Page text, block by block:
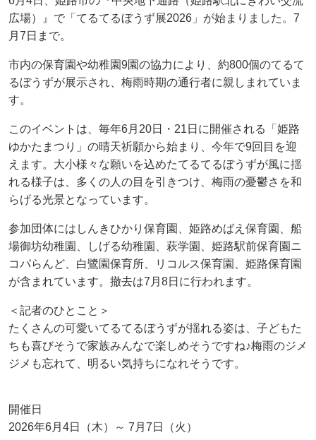
広場）』で「てるてるぼうず展2026」が始まりました。7
月7日まで。
市内の保育園や幼稚園9園の協力により、約800個のてるて
るぼうずが展示され、梅雨時期の通行者に親しまれていま
す。
このイベントは、毎年6月20日・21日に開催される「姫路
ゆかたまつり」の晴天祈願から始まり、今年で9回目を迎
えます。大小様々な願いを込めたてるてるぼうずが風に揺
れる様子は、多くの人の目を引きつけ、梅雨の憂鬱さを和
らげる光景となっています。
参加団体にはしんきひかり保育園、姫路めばえ保育園、船
場御坊幼稚園、しげる幼稚園、萩学園、姫路駅前保育園ニ
コパらんど、白鷺園保育所、リコルス保育園、姫路保育園
が含まれています。撤去は7月8日に行われます。
＜記者のひとこと＞
たくさんの可愛いてるてるぼうずが揺れる姿は、子どもた
ちも喜びそうで家族みんなで楽しめそうですね♪梅雨のジメ
ジメも忘れて、明るい気持ちになれそうです。
開催日
2026年6月4日（木）～ 7月7日（火）